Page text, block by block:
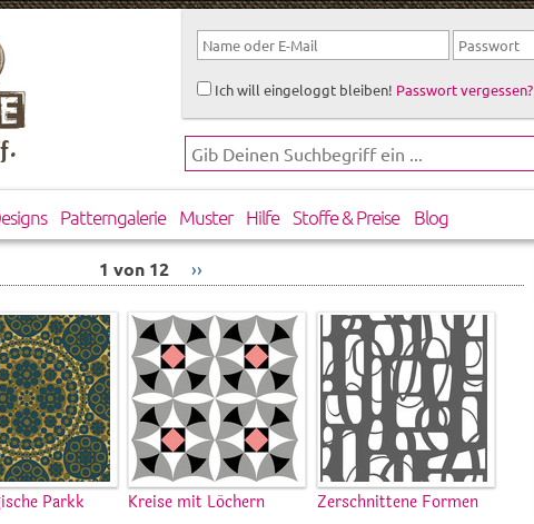
Ich will eingeloggt bleiben! Passwort vergessen?
Patterngalerie Muster Hilfe Stoffe & Preise Blog
1 von 12 ››
Parkk Kreise mit Löchern Zerschnittene Formen